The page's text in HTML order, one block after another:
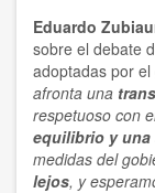
Eduardo
sobre el debate
adoptadas por
afronta una
respetuoso con
equilibrio y
medidas del
lejos, y